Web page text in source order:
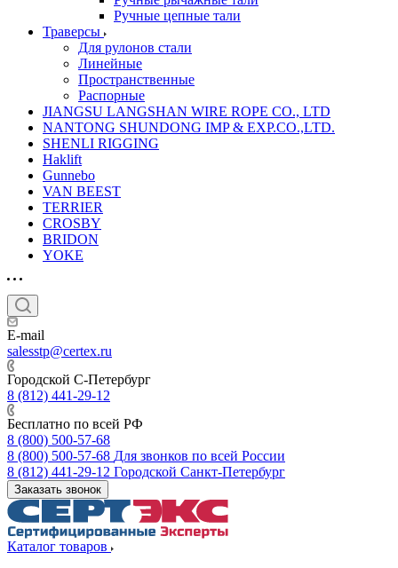
Ручные цепные тали
Траверсы
Для рулонов стали
Линейные
Пространственные
Распорные
JIANGSU LANGSHAN WIRE ROPE CO., LTD
NANTONG SHUNDONG IMP & EXP.CO.,LTD.
SHENLI RIGGING
Haklift
Gunnebo
VAN BEEST
TERRIER
CROSBY
BRIDON
YOKE
E-mail
salesstp@certex.ru
Городской С-Петербург
8 (812) 441-29-12
Бесплатно по всей РФ
8 (800) 500-57-68
8 (800) 500-57-68 Для звонков по всей России
8 (812) 441-29-12 Городской Санкт-Петербург
Заказать звонок
Каталог товаров